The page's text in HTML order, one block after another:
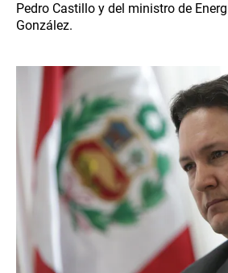
Pedro Castillo y del ministro de
González.